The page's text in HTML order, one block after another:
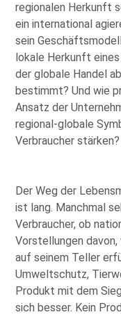
regionalen Herkunft
ein international
sein
lokale Herkunft
der globale Handel
bestimmt? Und wie
Ansatz der
regional-globale
Verbraucher stärken?
Der Weg der
ist lang. Manchmal
Verbraucher, ob
Vorstellungen
auf seinem Teller
Umweltschutz,
Produkt mit dem
sich besser. Kein